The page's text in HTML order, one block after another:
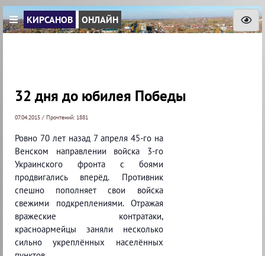
КИРСАНОВ ОНЛАЙН
32 дня до юбилея Победы
07.04.2015 / Прочтений: 1881
Ровно 70 лет назад 7 апреля 45-го на
Венском направлении войска 3-го
Украинского фронта с боями
продвигались вперёд. Противник
спешно пополняет свои войска
свежими подкреплениями. Отражая
вражеские контратаки,
красноармейцы заняли несколько
сильно укреплённых населённых